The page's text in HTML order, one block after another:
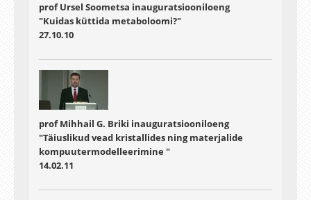
prof Ursel Soometsa inauguratsiooniloeng
"Kuidas küttida metaboloomi?"
27.10.10
prof Mihhail G. Briki inauguratsiooniloeng
"Täiuslikud vead kristallides ning materjalide
kompuutermodelleerimine "
14.02.11